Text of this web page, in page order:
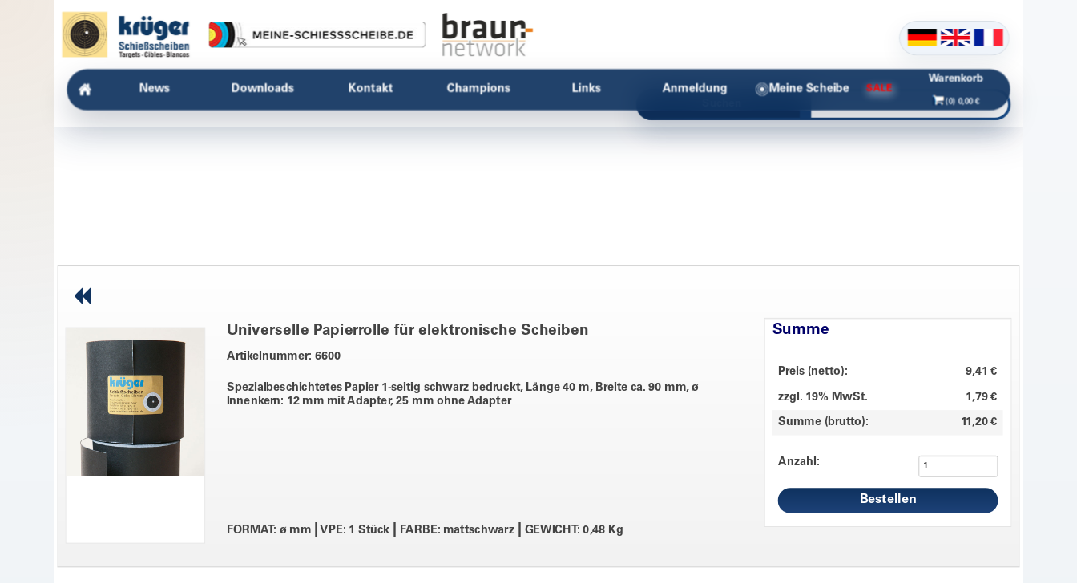
News Downloads Kontakt Champions Links Anmeldung Meine Scheibe SALE
Warenkorb
(0) 0,00 €
Universelle Papierrolle für elektronische Scheiben
Artikelnummer: 6600
Spezialbeschichtetes Papier 1-seitig schwarz bedruckt, Länge 40 m, Breite ca. 90 mm, ø
Innenkern: 12 mm mit Adapter, 25 mm ohne Adapter
FORMAT: ø mm VPE: 1 Stück FARBE: mattschwarz GEWICHT: 0,48 Kg
Summe
Preis (netto): 9,41 €
zzgl. 19% MwSt. 1,79 €
Summe (brutto): 11,20 €
Anzahl: